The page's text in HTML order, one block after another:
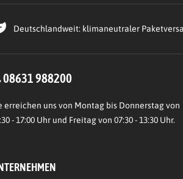
Deutschlandweit: klimaneutraler
08631 988200
erreichen uns von Montag bis Donnerstag von
- 17:00 Uhr und Freitag von 07:30 - 13:30 Uhr.